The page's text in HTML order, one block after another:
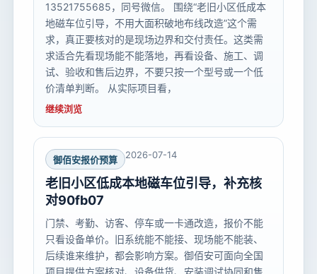
13521755685，同号微信。 围绕“老旧小区低成本
地磁车位引导，不用大面积破地布线改造”这个需
求，真正要核对的是现场边界和交付责任。这类需
求适合先看现场能不能落地，再看设备、施工、调
试、验收和售后边界，不要只按一个型号或一个低
价清单判断。 从实际项目看，
继续浏览
御佰安报价预算 2026-07-14
老旧小区低成本地磁车位引导，补充核
对90fb07
门禁、考勤、访客、停车或一卡通改造，报价不能
只看设备单价。旧系统能不能接、现场能不能装、
后续谁来维护，都会影响方案。御佰安可面向全国